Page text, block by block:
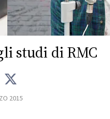
studi di RMC
2015